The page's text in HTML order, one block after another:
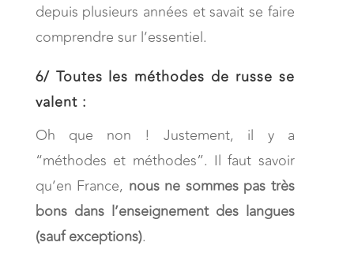
depuis plusieurs années et savait se faire
comprendre sur l’essentiel.
6/Toutes les méthodes de russe se
valent :
Oh que non ! Justement, il y a
“méthodes et méthodes”. Il faut savoir
qu’en France, nous ne sommes pas très
bons dans l’enseignement des langues
(sauf exceptions).